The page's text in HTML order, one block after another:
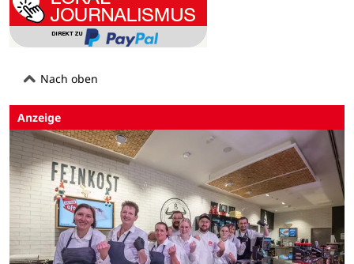
Nach oben
Anzeige